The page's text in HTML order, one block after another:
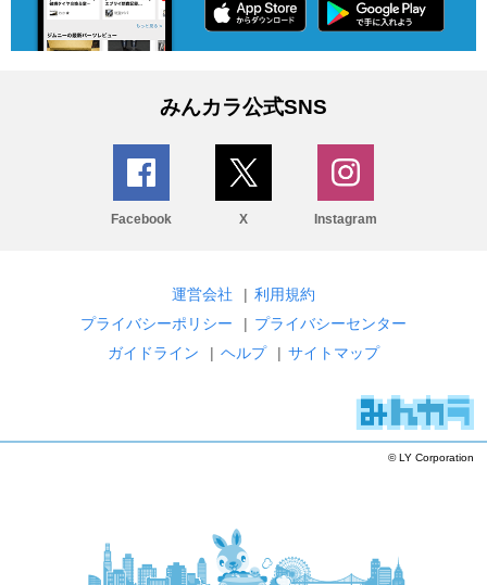
みんカラ公式SNS
Facebook X Instagram
運営会社 | 利用規約
プライバシーポリシー
| プライバシーセンター
ガイドライン
| ヘルプ | サイトマップ
© LY Corporation